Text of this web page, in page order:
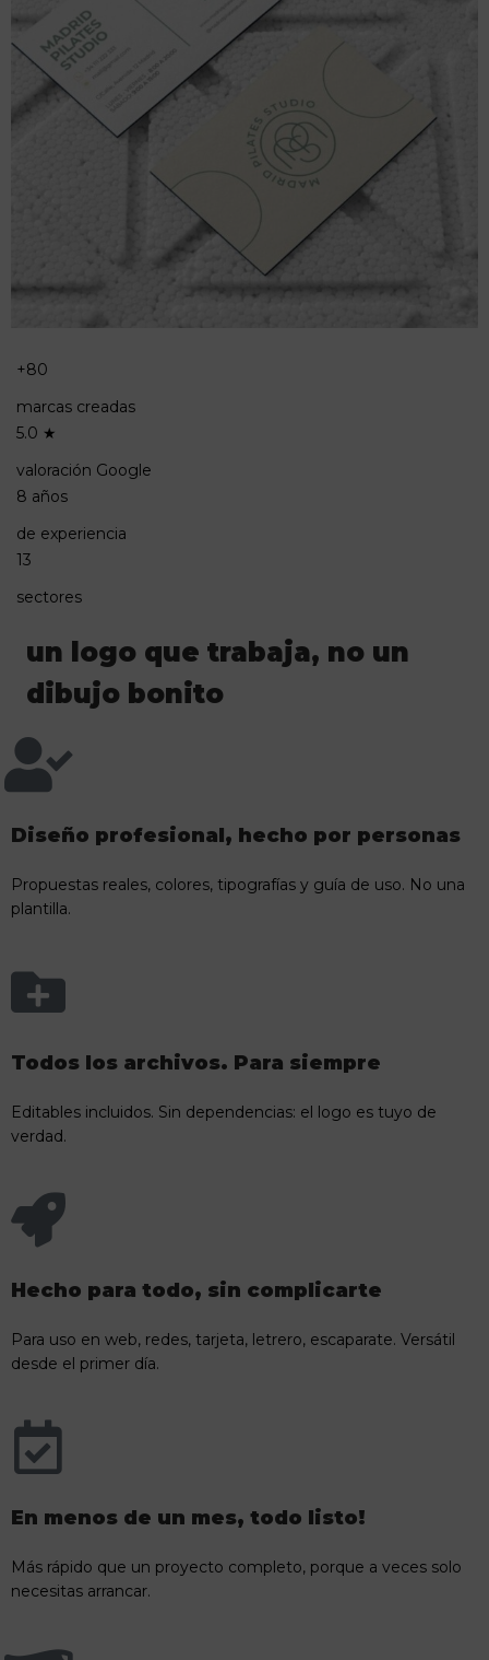
+80
marcas creadas
5.0 ★
valoración Google
8 años
de experiencia
13
sectores
un logo que trabaja, no un
dibujo bonito
Diseño profesional, hecho por personas
Propuestas reales, colores, tipografías y guía de uso. No una
plantilla.
Todos los archivos. Para siempre
Editables incluidos. Sin dependencias: el logo es tuyo de
verdad.
Hecho para todo, sin complicarte
Para uso en web, redes, tarjeta, letrero, escaparate. Versátil
desde el primer día.
En menos de un mes, todo listo!
Más rápido que un proyecto completo, porque a veces solo
necesitas arrancar.